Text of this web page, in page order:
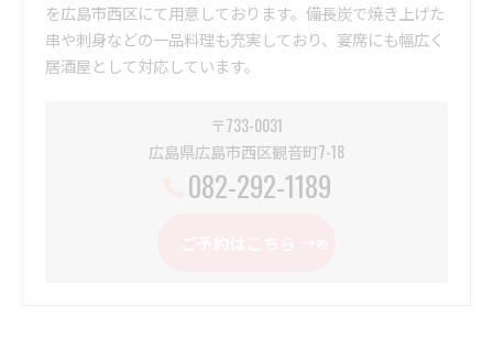
を広島市西区にて用意しております。備長炭で焼き上げた
串や刺身などの一品料理も充実しており、宴席にも幅広く
居酒屋として対応しています。
〒733-0031
広島県広島市西区観音町7-18
082-292-1189